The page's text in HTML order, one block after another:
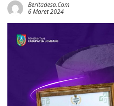
Beritadesa.com
6 Maret 2024